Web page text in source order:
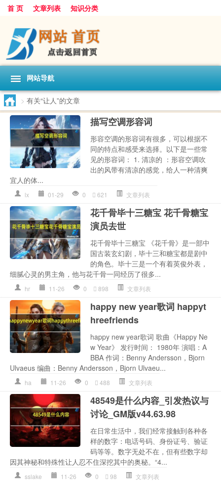
首 页 文章列表 知识分类
网站导航
> 有关“让人”的文章
描写空调形容词
形容空调的形容词有很多，可以根据不
同的特点和感受来选择。以下是一些常
见的形容词： 1. 清凉的 ：形容空调吹
出的风带有清凉的感觉，给人一种清爽
宜人的体...
lx 01-29 0 621 文章列表
花千骨毕十三糖宝 花千骨糖宝
演员去世
花千骨毕十三糖宝 《花千骨》是一部中
国古装玄幻剧，毕十三和糖宝都是剧中
的角色。毕十三是一个有着英俊外表，
细腻心灵的男主角，他与花千骨一同经历了很多...
hr 11-26 0 898 文章列表
happy new year歌词 happyt
hreefriends
happy new year歌词 歌曲《Happy Ne
w Year》 发行时间： 1980年 演唱：A
BBA 作词：Benny Andersson，Bjorn
Ulvaeus 编曲：Benny Andersson，Bjorn Ulvaeu...
ha 11-26 0 488 文章列表
48549是什么内容_引发热议与
讨论_GM版v44.63.98
在日常生活中，我们经常接触到各种各
样的数字：电话号码、身份证号、验证
码等等。数字无处不在，但有些数字却
因其神秘和特殊性让人忍不住深挖其中的奥秘。“4...
sslake 11-26 0 98 文章列表